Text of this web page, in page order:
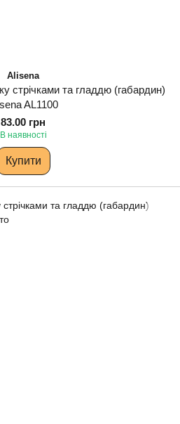
Alisena
стрічками та гладдю (габардин)
AL1100
83.00 грн
В наявності
Купити